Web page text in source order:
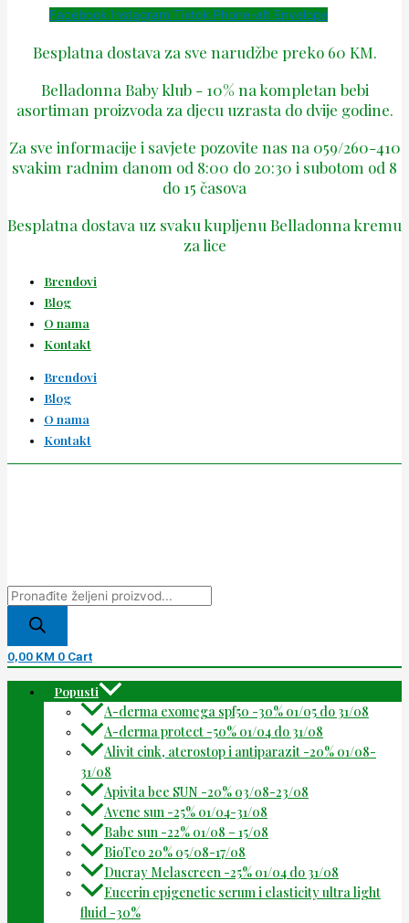
Facebook Instagram Tiktok Phone-alt Envelope
Besplatna dostava za sve narudžbe preko 60 KM.
Belladonna Baby klub - 10% na kompletan bebi
asortiman proizvoda za djecu uzrasta do dvije godine.
Za sve informacije i savjete pozovite nas na 059/260-410
svakim radnim danom od 8:00 do 20:30 i subotom od 8
do 15 časova
Besplatna dostava uz svaku kupljenu Belladonna kremu
za lice
Brendovi
Blog
O nama
Kontakt
Brendovi
Blog
O nama
Kontakt
0,00 KM 0 Cart
Popusti
A-derma exomega spf50 -30% 01/05 do 31/08
A-derma protect -50% 01/04 do 31/08
Alivit cink, aterostop i antiparazit -20% 01/08-
31/08
Apivita bee SUN -20% 03/08-23/08
Avene sun -25% 01/04-31/08
Babe sun -22% 01/08 – 15/08
BioTeo 20% 05/08-17/08
Ducray Melascreen -25% 01/04 do 31/08
Eucerin epigenetic serum i elasticity ultra light
fluid -30%